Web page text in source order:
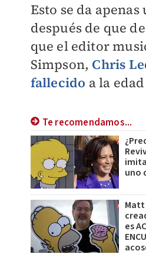
Esto se da apenas
después de que
que el editor
Simpson, Chris
fallecido a la
Te recomendamos...
uno
es